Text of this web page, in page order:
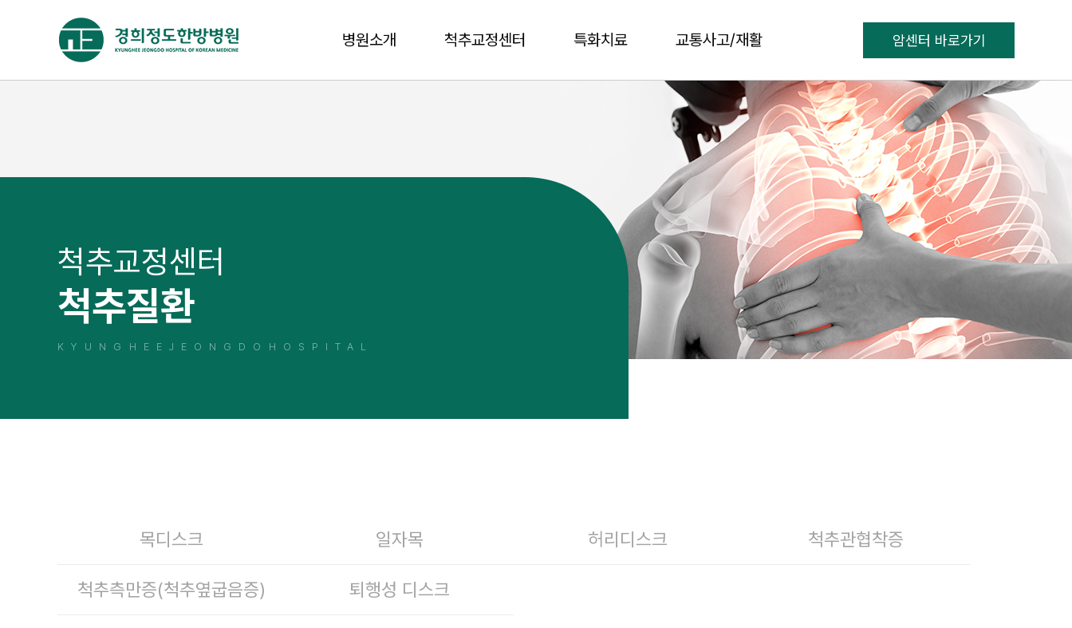
병원소개 척추교정센터 특화치료 교통사고/재활 암센터 바로가기
척추교정센터
척추질환
KYUNGHEEJEONGDOHOSPITAL
목디스크 일자목 허리디스크 척추관협착증
척추측만증(척추옆굽음증) 퇴행성 디스크